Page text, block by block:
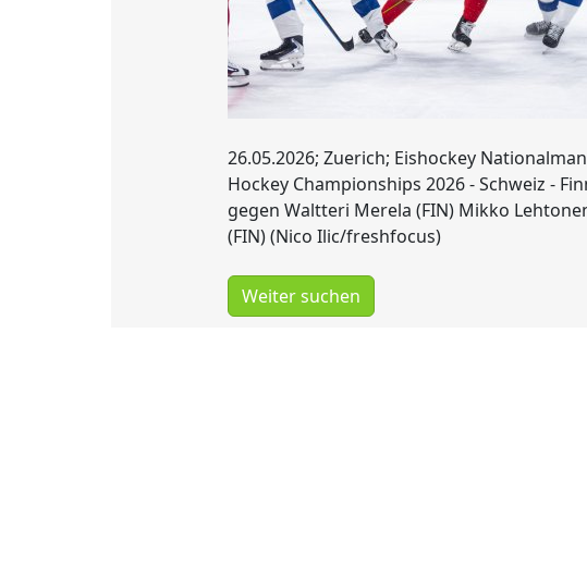
26.05.2026; Zuerich; Eishockey
Hockey Championships 2026 - Schweiz -
gegen Waltteri Merela (FIN) Mikko
(FIN) (Nico Ilic/freshfocus)
Weiter suchen